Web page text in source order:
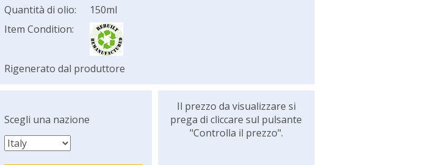
Quantità di olio:
150ml
Item Condition:
Rigenerato dal produttore
Scegli una nazione
Il prezzo da visualizzare si
prega di cliccare sul pulsante
"Controlla il prezzo".